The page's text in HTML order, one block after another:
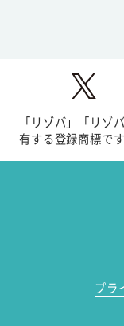
「リゾバ」「リ
有する登録商標です
プラ